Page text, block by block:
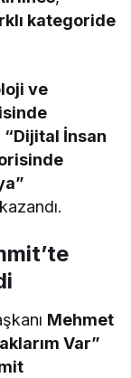
ü
kategoride
ve
“Dijital İnsan
kazandı.
Mehmet
Var”